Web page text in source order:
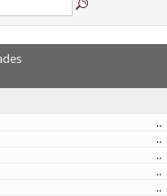
..
..
..
..
..